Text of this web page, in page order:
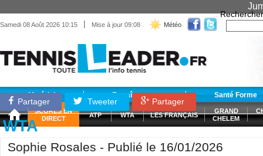
Samedi 08 Août 2026 10:15 | Mise à jour 09:08 Météo
Rechercher
Matériel Entraînement Santé Forme
SCORES EN
DIRECT
ATP WTA LES FRANÇAIS
GRAND
CHELEM
Partager Tweeter Partager
WTA
Sophie Rosales - Publié le 16/01/2026